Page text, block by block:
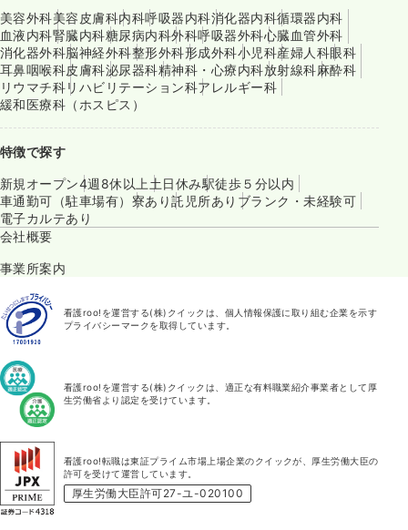
美容外科美容皮膚科内科呼吸器内科消化器内科循環器内科
血液内科腎臓内科糖尿病内科外科呼吸器外科心臓血管外科
消化器外科脳神経外科整形外科形成外科小児科産婦人科眼科
耳鼻咽喉科皮膚科泌尿器科精神科・心療内科放射線科麻酔科
リウマチ科リハビリテーション科アレルギー科
緩和医療科（ホスピス）
特徴で探す
新規オープン4週8休以上 土日休み駅徒歩５分以内
車通勤可（駐車場有） 寮あり託児所あり ブランク・未経験可
電子カルテあり
会社概要
事業所案内
看護roo!を運営する(株)クイックは、個人情報保護に取り組む企業を示す
プライバシーマークを取得しています。
看護roo!を運営する(株)クイックは、適正な有料職業紹介事業者として厚
生労働省より認定を受けています。
看護roo!転職は東証プライム市場上場企業のクイックが、厚生労働大臣の
許可を受けて運営しています。
厚生労働大臣許可27-ユ-020100